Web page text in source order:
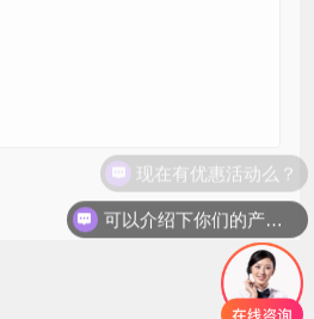
可以介绍下你们的产品么？
现在有优惠活动么？